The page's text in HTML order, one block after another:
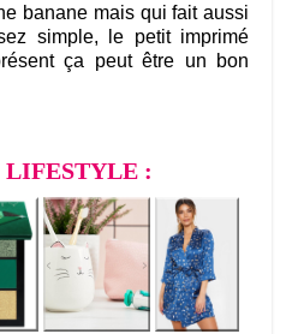
banane mais qui fait aussi
simple, le petit imprimé
ça peut être un bon
: